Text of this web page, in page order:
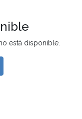
està disponible.